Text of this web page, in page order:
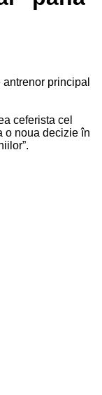
principal
ceferista cel
o noua decizie în